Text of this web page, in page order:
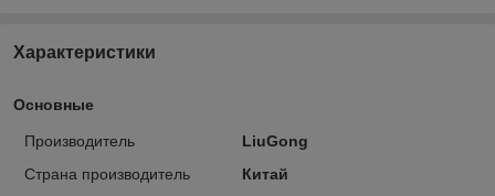
Характеристики
Основные
Производитель
LiuGong
Страна производитель
Китай